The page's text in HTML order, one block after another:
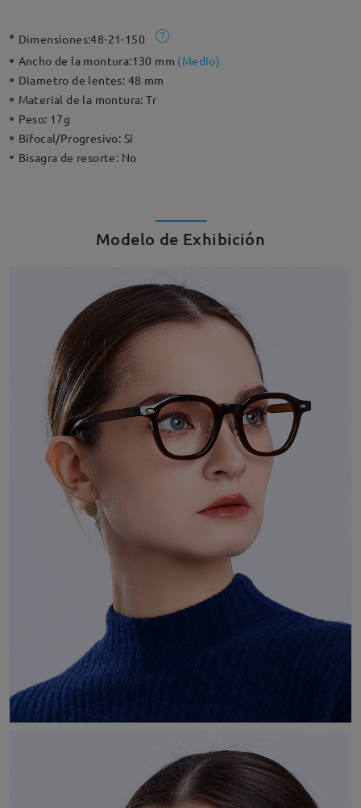
Dimensiones:48-21-150
Ancho de la montura:130 mm (Medio)
Diametro de lentes: 48 mm
Material de la montura:Tr
Peso: 17g
Bifocal/Progresivo: Sí
Bisagra de resorte: No
Modelo de Exhibición